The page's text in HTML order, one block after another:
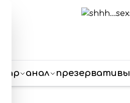
пар анал презервативы